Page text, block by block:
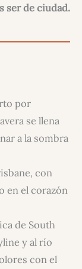
ser de ciudad.
por
se llena
a la sombra
con
en el corazón
de South
y al río
con el